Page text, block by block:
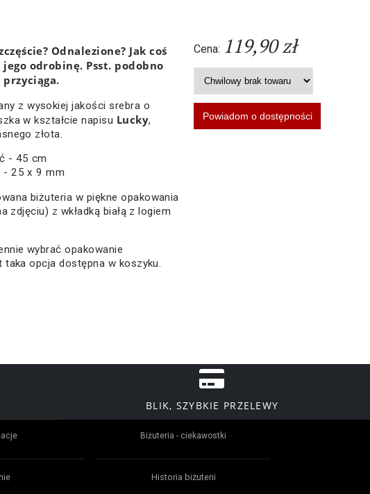
Odnalezione? Jak coś
odrobinę. Psst. podobno
z wysokiej jakości srebra o
w kształcie napisu Lucky,
złota.
- 45 cm
- 25 x 9 mm
biżuteria w piękne opakowania
zdjęciu) z wkładką białą z logiem
wybrać opakowanie
opcja dostępna w koszyku.
Cena: 119,90 zł
BLIK, SZYBKIE PRZELEWY
Biżuteria - ciekawostki
Historia biżuterii